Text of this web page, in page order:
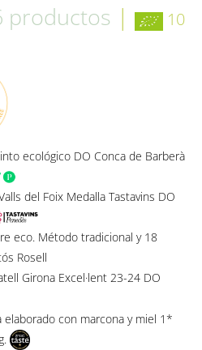
productos |
10
ecológico DO Conca de Barberà
del Foix Medalla Tastavins DO
eco. Método tradicional y 18
Rosell
Girona Excel·lent 23-24 DO
con marcona y miel 1*